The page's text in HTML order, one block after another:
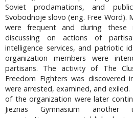
Soviet proclamations, and
Svobodnoje slovo (eng. Free Word).
were frequent and during these
discussing on actions of
intelligence services, and patriotic
organization members were
partisans. The activity of The
Freedom Fighters was discovered
were arrested, examined, and
of the organization were later
Jieznas Gymnasium another